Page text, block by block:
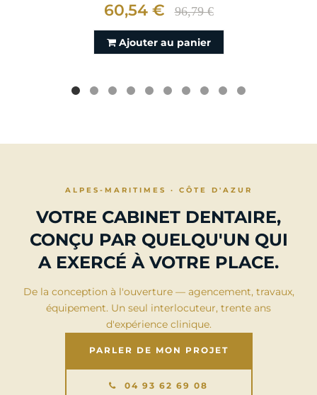
60,54 € 96,79 €
Ajouter au panier
ALPES-MARITIMES · CÔTE D'AZUR
VOTRE CABINET DENTAIRE,
CONÇU PAR QUELQU'UN QUI
A EXERCÉ À VOTRE PLACE.
De la conception à l'ouverture — agencement, travaux,
équipement. Un seul interlocuteur, trente ans
d'expérience clinique.
PARLER DE MON PROJET
04 93 62 69 08